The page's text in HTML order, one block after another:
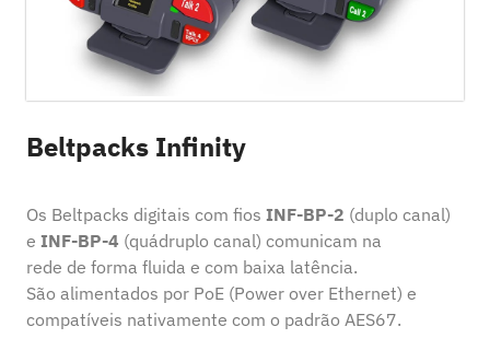
Beltpacks Infinity
Os Beltpacks digitais com fios INF-BP-2 (duplo canal)
e INF-BP-4 (quádruplo canal) comunicam na
rede de forma fluida e com baixa latência.
São alimentados por PoE (Power over Ethernet) e
compatíveis nativamente com o padrão AES67.